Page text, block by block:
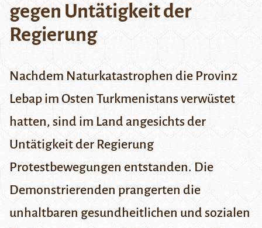
gegen Untätigkeit der
Regierung
Nachdem Naturkatastrophen die Provinz
Lebap im Osten Turkmenistans verwüstet
hatten, sind im Land angesichts der
Untätigkeit der Regierung
Protestbewegungen entstanden. Die
Demonstrierenden prangerten die
unhaltbaren gesundheitlichen und sozialen